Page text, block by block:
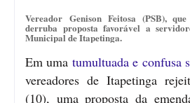
Vereador Genison Feitosa (PSB),
derruba proposta favorável a
Municipal de Itapetinga.
Em uma tumultuada e confusa
vereadores de Itapetinga
(10), uma proposta da